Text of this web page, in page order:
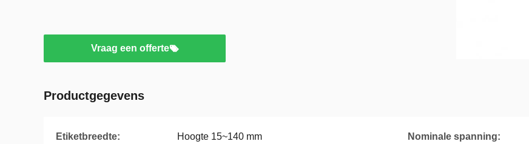
Vraag een offerte
Productgegevens
Etiketbreedte: Hoogte 15~140 mm Nominale spanning: